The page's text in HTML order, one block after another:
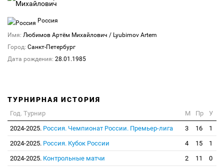
Россия
Имя: Любимов Артём Михайлович / Lyubimov Artem
Город: Санкт-Петербург
Дата рождения: 28.01.1985
ТУРНИРНАЯ ИСТОРИЯ
Год. Турнир М Пр
У
2024-2025. Россия. Чемпионат России. Премьер-лига 3 16
1
2024-2025. Россия. Кубок России 4 15
1
2024-2025. Контрольные матчи 2 11
0